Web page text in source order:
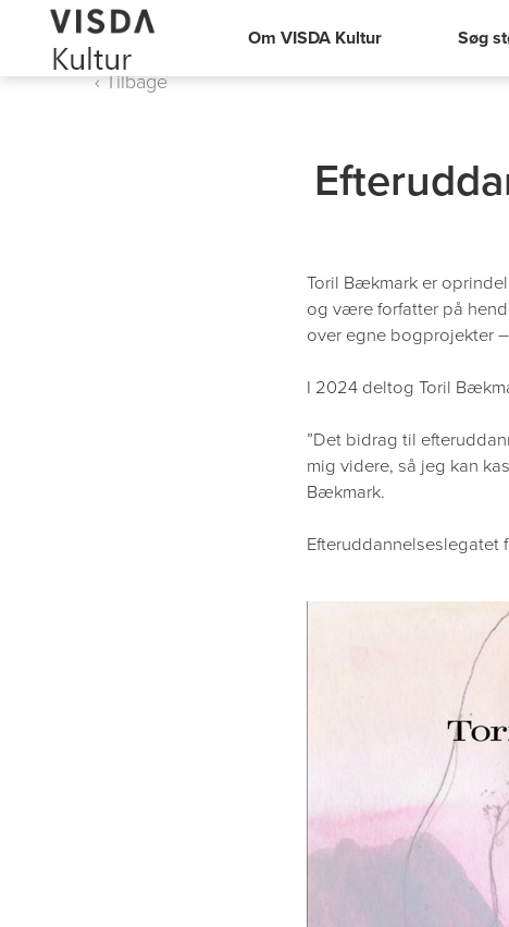
Om VISDA Kultur Søg
‹ Tilbage
Toril Bækmark er
og være forfatter på
over egne bogprojekter
I 2024 deltog Toril
”Det bidrag til
mig videre, så jeg kan
Bækmark.
Efteruddannelseslegatet